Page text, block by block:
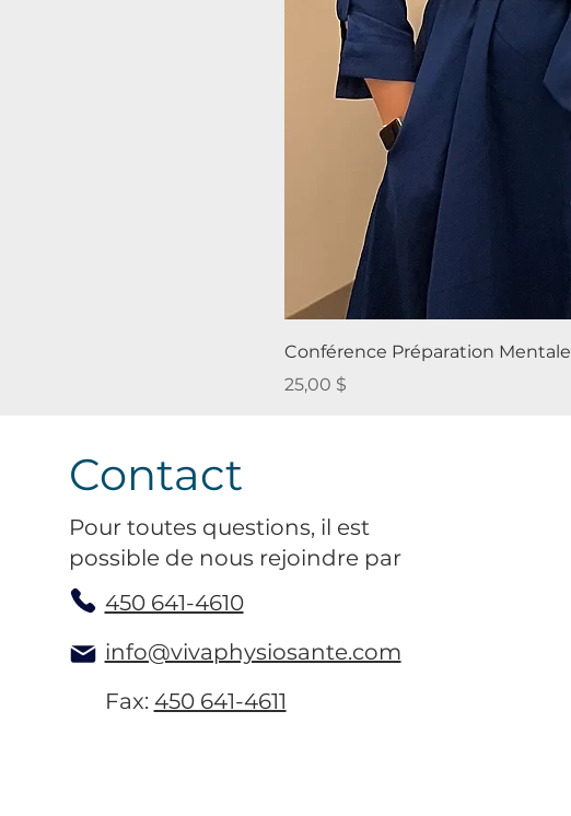
Conférence Préparation Mentale
Prix
25,00 $
Contact
Pour toutes questions, il est
possible de nous rejoindre par
450 641-4610
info@vivaphysiosante.com
Fax: 450 641-4611